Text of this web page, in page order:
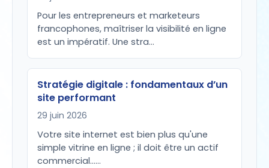
Pour les entrepreneurs et marketeurs
francophones, maîtriser la visibilité en ligne
est un impératif. Une stra…
Stratégie digitale : fondamentaux d’un
site performant
29 juin 2026
Votre site internet est bien plus qu'une
simple vitrine en ligne ; il doit être un actif
commercial...…